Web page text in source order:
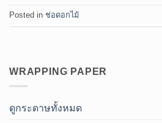
Posted in ช่อดอกไม้
WRAPPING PAPER
ดูกระดาษทั้งหมด